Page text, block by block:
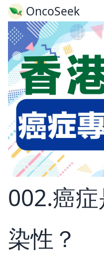
OncoSeek
002.癌
染性？